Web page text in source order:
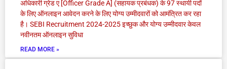
अधिकारी ग्रेड ए [Officer Grade A] (सहायक प्रबंधक) के 97 स्थायी पदों
के लिए ऑनलाइन आवेदन करने के लिए योग्य उम्मीदवारों को आमंत्रित कर रहा
है। SEBI Recruitment 2024-2025 इच्छुक और योग्य उम्मीदवार केवल
नवीनतम ऑनलाइन सुविधा
READ MORE »